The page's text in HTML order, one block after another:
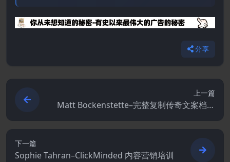
分享
上一篇
Matt Bockenstette–完整复制传奇文案档案
下一篇
Sophie Tahran–ClickMinded 内容营销培训